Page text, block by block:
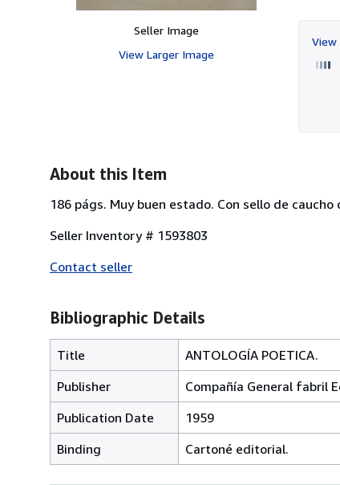
Seller Image
View Larger Image
View
About this Item
186 págs. Muy buen estado. Con sello de
Seller Inventory # 1593803
Contact seller
Bibliographic Details
Title
ANTOLOGÍA POETICA.
Publisher
Compañía General fabril
Publication Date
1959
Binding
Cartoné editorial.